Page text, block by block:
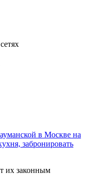
в Москве на
забронировать
их законным